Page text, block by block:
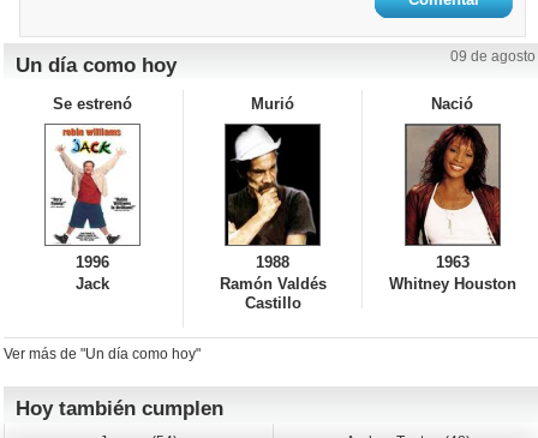
Un día como hoy 09 de agosto
Se estrenó
1996
Jack
Murió
1988
Ramón Valdés
Castillo
Nació
1963
Whitney Houston
Ver más de "Un día como hoy"
Hoy también cumplen